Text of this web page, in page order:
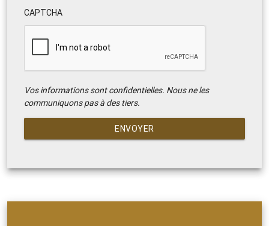
CAPTCHA
Vos informations sont confidentielles. Nous ne les
communiquons pas à des tiers.
ENVOYER